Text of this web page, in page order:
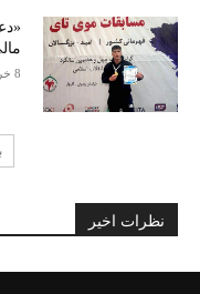
8 خرداد 1402
نظرات اخیر